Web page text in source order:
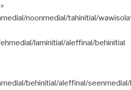
noonmedial/tahinitial/
laminitial/aleffinal/behinitial
behinitial/aleffinal/